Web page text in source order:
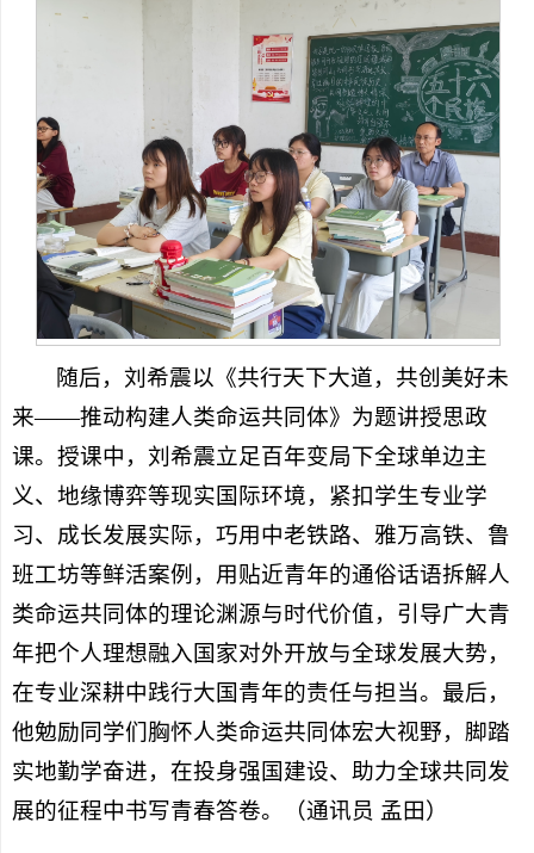
随后，刘希震以《共行天下大道，共创美好未
来——推动构建人类命运共同体》为题讲授思政
课。授课中，刘希震立足百年变局下全球单边主
义、地缘博弈等现实国际环境，紧扣学生专业学
习、成长发展实际，巧用中老铁路、雅万高铁、鲁
班工坊等鲜活案例，用贴近青年的通俗话语拆解人
类命运共同体的理论渊源与时代价值，引导广大青
年把个人理想融入国家对外开放与全球发展大势，
在专业深耕中践行大国青年的责任与担当。最后，
他勉励同学们胸怀人类命运共同体宏大视野，脚踏
实地勤学奋进，在投身强国建设、助力全球共同发
展的征程中书写青春答卷。（通讯员 孟田）